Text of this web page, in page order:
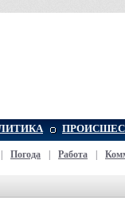
Погода Работа